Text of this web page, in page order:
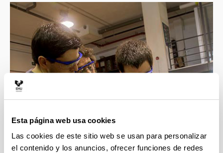
Esta página web usa cookies
Las cookies de este sitio web se usan para personalizar
el contenido y los anuncios, ofrecer funciones de redes